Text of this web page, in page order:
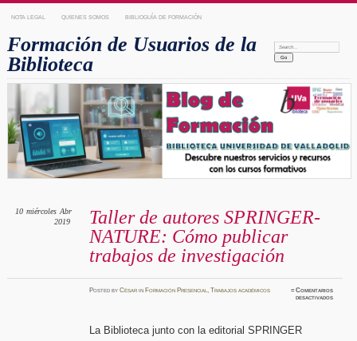
NOTA LEGAL QUIENES SOMOS BIBLIOGUÍA DE FORMACIÓN
Formación de Usuarios de la
Biblioteca
Search:
Taller de autores SPRINGER-
NATURE: Cómo publicar
trabajos de investigación
10 miércoles Abr
2019
PostedbyCésar inFormación Presencial ,Trabajos académicos ≈Comentarios
desactivadosen
La Biblioteca junto con la editorial SPRINGER